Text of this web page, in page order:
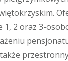
2 oraz 3-